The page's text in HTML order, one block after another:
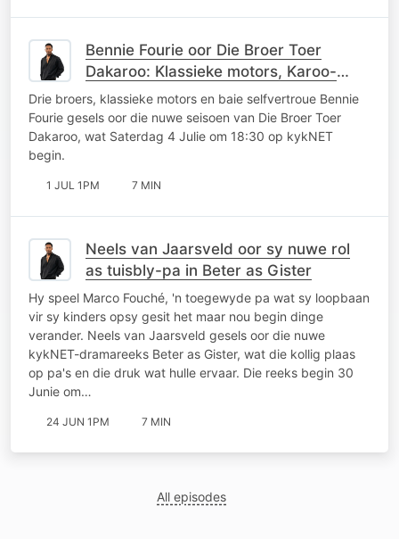
Bennie Fourie oor Die Broer Toer
Dakaroo: Klassieke motors, Karoo-
kaskenades en broerlike kompetisie
Drie broers, klassieke motors en baie selfvertroue Bennie
Fourie gesels oor die nuwe seisoen van Die Broer Toer
Dakaroo, wat Saterdag 4 Julie om 18:30 op kykNET
begin.
1 JUL 1PM 7 MIN
Neels van Jaarsveld oor sy nuwe rol
as tuisbly-pa in Beter as Gister
Hy speel Marco Fouché, 'n toegewyde pa wat sy loopbaan
vir sy kinders opsy gesit het maar nou begin dinge
verander. Neels van Jaarsveld gesels oor die nuwe
kykNET-dramareeks Beter as Gister, wat die kollig plaas
op pa's en die druk wat hulle ervaar. Die reeks begin 30
Junie om…
24 JUN 1PM 7 MIN
All episodes